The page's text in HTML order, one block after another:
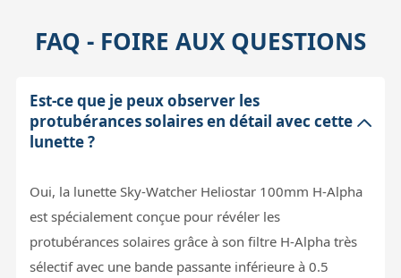
FAQ - FOIRE AUX QUESTIONS
Est-ce que je peux observer les
protubérances solaires en détail avec cette
lunette ?
Oui, la lunette Sky-Watcher Heliostar 100mm H-Alpha
est spécialement conçue pour révéler les
protubérances solaires grâce à son filtre H-Alpha très
sélectif avec une bande passante inférieure à 0.5